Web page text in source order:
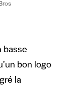
basse
bon logo
la